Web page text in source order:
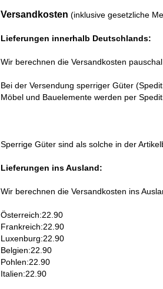
Versandkosten (inklusive gesetzliche
Lieferungen innerhalb Deutschlands:
Wir berechnen die Versandkosten
Bei der Versendung sperriger Güter
Möbel und Bauelemente werden per
Sperrige Güter sind als solche in der
Lieferungen ins Ausland:
Wir berechnen die Versandkosten ins
Österreich:22.90
Frankreich:22.90
Luxenburg:22.90
Belgien:22.90
Pohlen:22.90
Italien:22.90